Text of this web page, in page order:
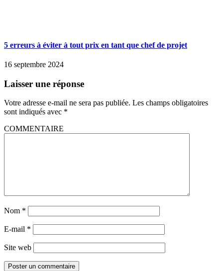
5 erreurs à éviter à tout prix en tant que chef de projet
16 septembre 2024
Laisser une réponse
Votre adresse e-mail ne sera pas publiée. Les champs obligatoires
sont indiqués avec *
COMMENTAIRE
Nom *
E-mail *
Site web